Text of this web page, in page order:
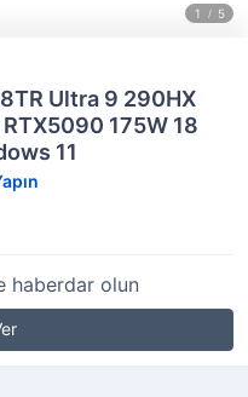
Ultra 9 290HX
175W 18
11
haberdar olun